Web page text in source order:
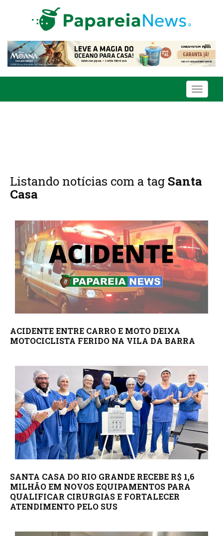
Toggle
Listando notícias com a tag Santa
Casa
ACIDENTE ENTRE CARRO E MOTO DEIXA
MOTOCICLISTA FERIDO NA VILA DA BARRA
SANTA CASA DO RIO GRANDE RECEBE R$ 1,6
MILHÃO EM NOVOS EQUIPAMENTOS PARA
QUALIFICAR CIRURGIAS E FORTALECER
ATENDIMENTO PELO SUS